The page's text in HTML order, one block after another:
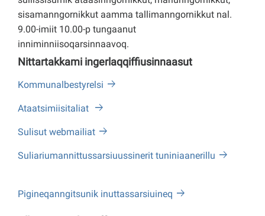
sisamanngornikkut aamma tallimanngornikkut nal.
9.00-imiit 10.00-p tungaanut
inniminniisoqarsinnaavoq.
Nittartakkami ingerlaqqiffiusinnaasut
Kommunalbestyrelsi
Ataatsimiisitaliat
Sulisut webmailiat
Suliariumannittussarsiuussinerit tuniniaanerillu
Pigineqanngitsunik inuttassarsiuineq